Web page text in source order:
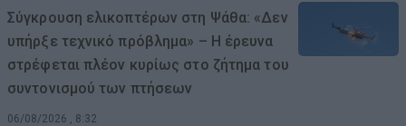
Σύγκρουση ελικοπτέρων στη Ψάθα: «Δεν
υπήρξε τεχνικό πρόβλημα» – Η έρευνα
στρέφεται πλέον κυρίως στο ζήτημα του
συντονισμού των πτήσεων
06/08/2026 , 8:32